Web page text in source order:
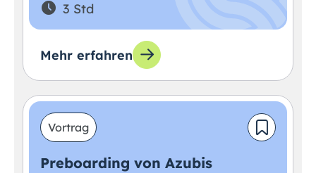
3 Std
Mehr erfahren
Vortrag
Preboarding von Azubis